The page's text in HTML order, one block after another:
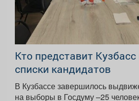
Кто представит
списки кандидатов
В Кузбассе завершилось